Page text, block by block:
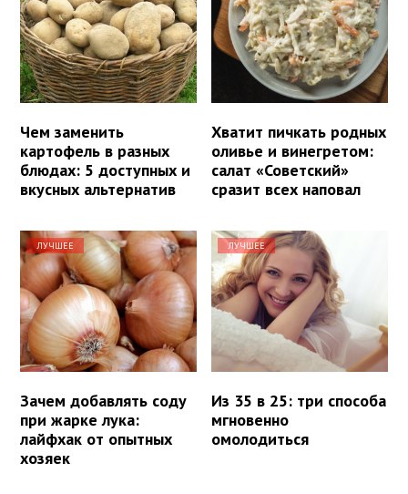
Чем заменить
картофель в разных
блюдах: 5 доступных и
вкусных альтернатив
Хватит пичкать родных
оливье и винегретом:
салат «Советский»
сразит всех наповал
ЛУЧШЕЕ
Зачем добавлять соду
при жарке лука:
лайфхак от опытных
хозяек
ЛУЧШЕЕ
Из 35 в 25: три способа
мгновенно
омолодиться